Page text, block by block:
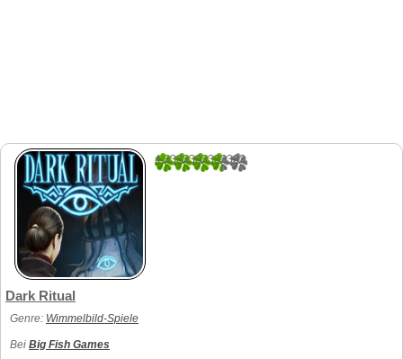
4.3333333333333
Dark Ritual
Genre: Wimmelbild-Spiele
Bei Big Fish Games